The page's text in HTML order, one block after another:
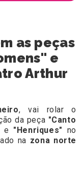
as peças
e
Arthur
, vai rolar o
da peça "Canto
"Henriques" no
na zona norte